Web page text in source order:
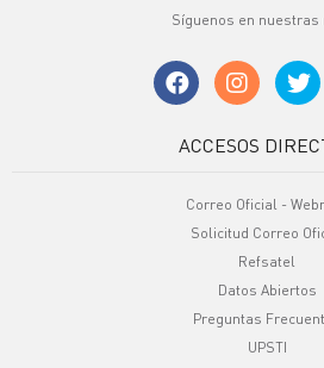
Síguenos en nuestras
ACCESOS
Correo Oficial -
Solicitud Correo
Refsatel
Datos Abiertos
Preguntas
UPSTI